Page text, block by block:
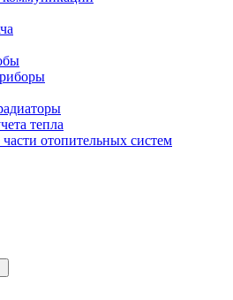
тепла
отопительных систем